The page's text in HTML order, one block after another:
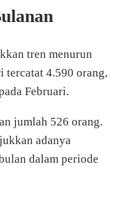
tren menurun
tercatat 4.590 orang,
Februari.
jumlah 526 orang.
adanya
dalam periode